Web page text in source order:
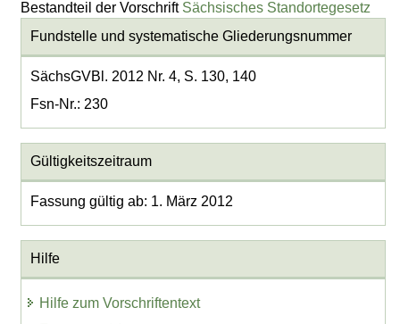
Bestandteil der Vorschrift Sächsisches Standortegesetz
Fundstelle und systematische Gliederungsnummer
SächsGVBl. 2012 Nr. 4, S. 130, 140
Fsn-Nr.: 230
Gültigkeitszeitraum
Fassung gültig ab: 1. März 2012
Hilfe
Hilfe zum Vorschriftentext